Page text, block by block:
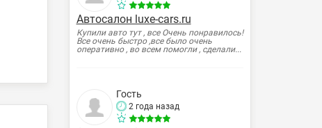
Автосалон luxe-cars.ru
Купили авто тут , все Очень понравилось!
Все очень быстро ,все было очень
оперативно , во всем помогли , сделали...
Гость
2 года назад